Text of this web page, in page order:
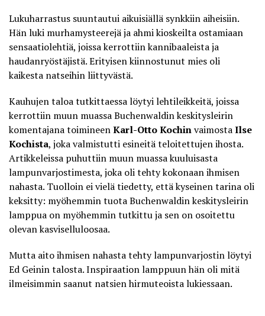
Lukuharrastus suuntautui aikuisiällä synkkiin aiheisiin.
Hän luki murhamysteerejä ja ahmi kioskeilta ostamiaan
sensaatiolehtiä, joissa kerrottiin kannibaaleista ja
haudanryöstäjistä. Erityisen kiinnostunut mies oli
kaikesta natseihin liittyvästä.
Kauhujen taloa tutkittaessa löytyi lehtileikkeitä, joissa
kerrottiin muun muassa Buchenwaldin keskitysleirin
komentajana toimineenKarl-Otto KochinvaimostaIlse
Kochista, joka valmistutti esineitä teloitettujen ihosta.
Artikkeleissa puhuttiin muun muassa kuuluisasta
lampunvarjostimesta, joka oli tehty kokonaan ihmisen
nahasta. Tuolloin ei vielä tiedetty, että kyseinen tarina oli
keksitty: myöhemmin tuota Buchenwaldin keskitysleirin
lamppua on myöhemmin tutkittu ja sen on osoitettu
olevan kasviselluloosaa.
Mutta aito ihmisen nahasta tehty lampunvarjostin löytyi
Ed Geinin talosta. Inspiraation lamppuun hän oli mitä
ilmeisimmin saanut natsien hirmuteoista lukiessaan.